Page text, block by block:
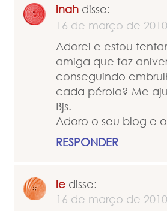
inah disse:
16 de março de
Adorei e estou
amiga que faz
conseguindo
cada pérola? Me
Bjs.
Adoro o seu blog e
RESPONDER
le disse:
16 de março de